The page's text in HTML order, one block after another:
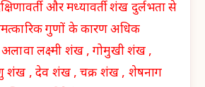
और मध्यावर्ती शंख दुर्लभता से
गुणों के कारण अधिक
लक्ष्मी शंख , गोमुखी शंख ,
शंख , देव शंख , चक्र शंख , शेषनाग